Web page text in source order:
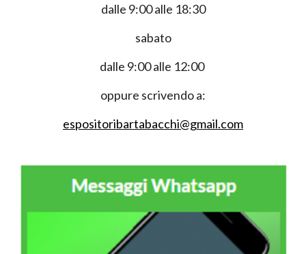
dalle 9:00 alle 18:30
sabato
dalle 9:00 alle 12:00
oppure scrivendo a:
espositoribartabacchi@gmail.com